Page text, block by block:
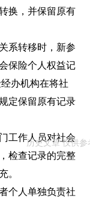
换，并保留原有
系转移时，新参
保险个人权益记
办机构在将社
定保留原有记录
工作人员对社会
检查记录的完整
。
个人单独负责社